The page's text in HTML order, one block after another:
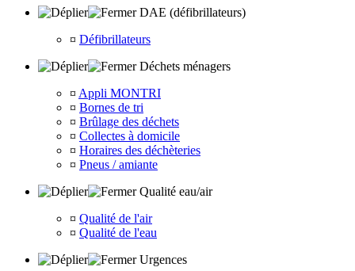
DAE (défibrillateurs)
¤ Défibrillateurs
Déchets ménagers
¤ Appli MONTRI
¤ Bornes de tri
¤ Brûlage des déchets
¤ Collectes à domicile
¤ Horaires des déchèteries
¤ Pneus / amiante
Qualité eau/air
¤ Qualité de l'air
¤ Qualité de l'eau
Urgences